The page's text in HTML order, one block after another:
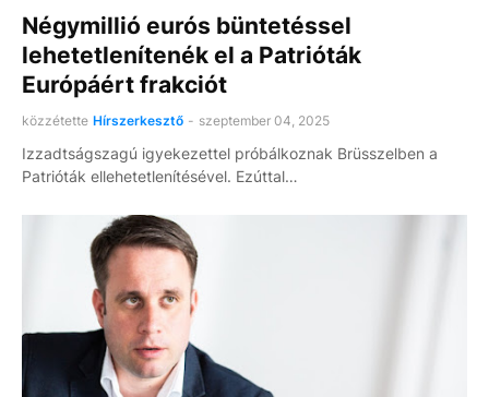
Négymillió eurós büntetéssel
lehetetlenítenék el a Patrióták
Európáért frakciót
közzétette Hírszerkesztő - szeptember 04, 2025
Izzadtságszagú igyekezettel próbálkoznak Brüsszelben a
Patrióták ellehetetlenítésével. Ezúttal…